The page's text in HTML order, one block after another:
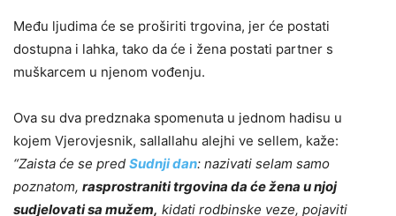
Među ljudima će se proširiti trgovina, jer će postati
dostupna i lahka, tako da će i žena postati partner s
muškarcem u njenom vođenju.
Ova su dva predznaka spomenuta u jednom hadisu u
kojem Vjerovjesnik, sallallahu alejhi ve sellem, kaže:
“Zaista će se pred Sudnji dan: nazivati selam samo
poznatom, rasprostraniti trgovina da će žena u njoj
sudjelovati sa mužem, kidati rodbinske veze, pojaviti